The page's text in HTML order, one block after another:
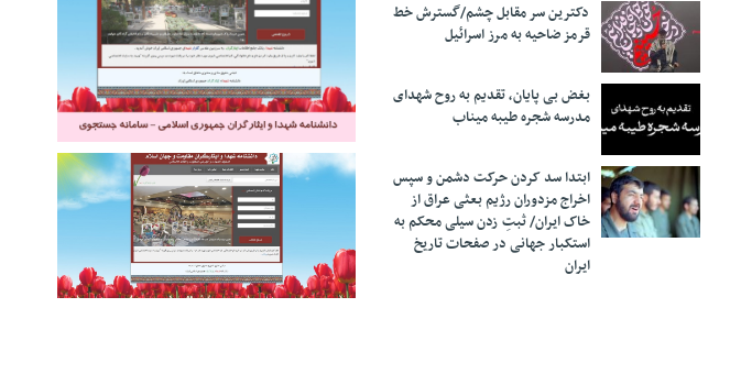
دکترین سر مقابل چشم/گسترش خط
قرمز ضاحیه به مرز اسرائیل
بغض بی پایان، تقدیم به روح شهدای
مدرسه شجره طیبه میناب
ابتدا سد کردن حرکت دشمن و سپس
اخراج مزدوران رژیم بعثی عراق از
خاک ایران/ ثبتِ زدن سیلی محکم به
استکبار جهانی در صفحات تاریخ
ایران